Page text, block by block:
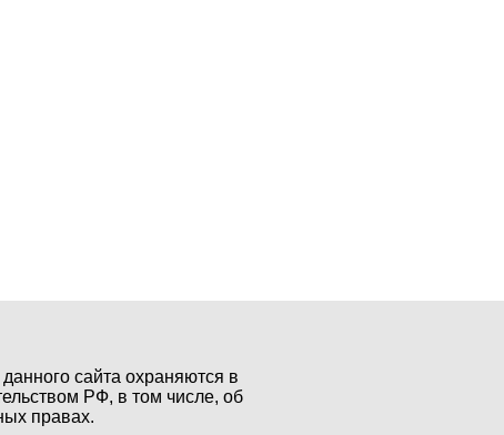
сайта охраняются в
РФ, в том числе, об
правах.